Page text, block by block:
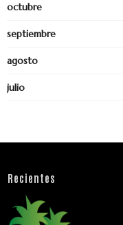
octubre
septiembre
agosto
julio
Recientes